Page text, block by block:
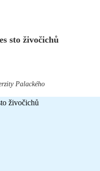
sto živočichů
Palackého